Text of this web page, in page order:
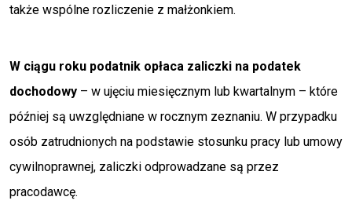
także wspólne rozliczenie z małżonkiem.
W ciągu roku podatnik opłaca zaliczki na podatek
dochodowy – w ujęciu miesięcznym lub kwartalnym – które
później są uwzględniane w rocznym zeznaniu. W przypadku
osób zatrudnionych na podstawie stosunku pracy lub umowy
cywilnoprawnej, zaliczki odprowadzane są przez
pracodawcę.